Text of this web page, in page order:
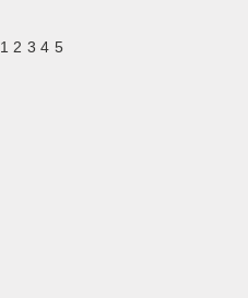
1 2 3 4 5